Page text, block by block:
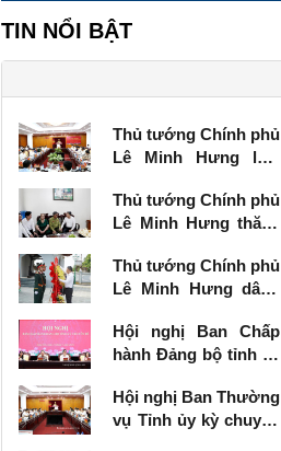
TIN NỔI BẬT
Thủ tướng Chính phủ
Lê Minh Hưng làm
vụ Tỉnh ủy Lạng Sơn
Thủ tướng Chính phủ
Lê Minh Hưng thăm,
binh tại Lạng Sơn
Thủ tướng Chính phủ
Lê Minh Hưng dâng
các Anh hùng liệt sĩ
tại Lạng Sơn
Hội nghị Ban Chấp
hành Đảng bộ tỉnh kỳ
Hội nghị Ban Thường
vụ Tỉnh ủy kỳ chuyên